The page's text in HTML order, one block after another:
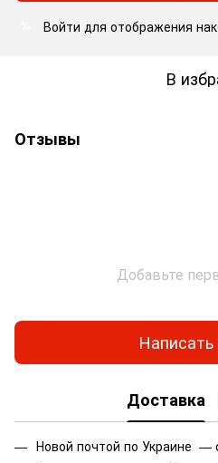
Войти для отображения
В
Отзывы
Добавьте
Доставка
Новой почтой по Украине —